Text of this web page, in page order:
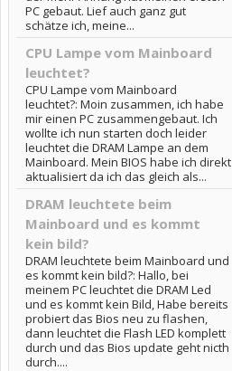
PC gebaut. Lief auch ganz gut
schätze ich, meine...
CPU Lampe vom Mainboard
leuchtet?
CPU Lampe vom Mainboard
leuchtet?: Moin zusammen, ich habe
mir einen PC zusammengebaut. Ich
wollte ich nun starten doch leider
leuchtet die DRAM Lampe an dem
Mainboard. Mein BIOS habe ich direkt
aktualisiert da ich das gleich als...
DRAM leuchtete beim
Mainboard und es kommt
kein bild?
DRAM leuchtete beim Mainboard und
es kommt kein bild?: Hallo, bei
meinem PC leuchtet die DRAM Led
und es kommt kein Bild, Habe bereits
probiert das Bios neu zu flashen,
dann leuchtet die Flash LED komplett
durch und das Bios update geht nicth
durch....